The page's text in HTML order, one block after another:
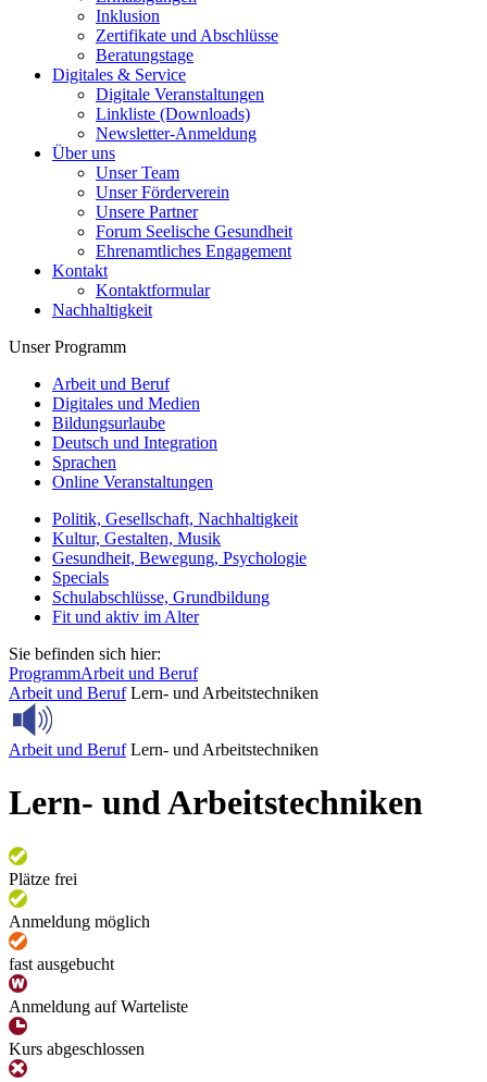
Inklusion
Zertifikate und Abschlüsse
Beratungstage
Digitales & Service
Digitale Veranstaltungen
Linkliste (Downloads)
Newsletter-Anmeldung
Über uns
Unser Team
Unser Förderverein
Unsere Partner
Forum Seelische Gesundheit
Ehrenamtliches Engagement
Kontakt
Kontaktformular
Nachhaltigkeit
Unser Programm
Arbeit und Beruf
Digitales und Medien
Bildungsurlaube
Deutsch und Integration
Sprachen
Online Veranstaltungen
Politik, Gesellschaft, Nachhaltigkeit
Kultur, Gestalten, Musik
Gesundheit, Bewegung, Psychologie
Specials
Schulabschlüsse, Grundbildung
Fit und aktiv im Alter
Sie befinden sich hier:
ProgrammArbeit und Beruf
Arbeit und Beruf Lern- und Arbeitstechniken
Arbeit und Beruf Lern- und Arbeitstechniken
Lern- und Arbeitstechniken
Plätze frei
Anmeldung möglich
fast ausgebucht
Anmeldung auf Warteliste
Kurs abgeschlossen